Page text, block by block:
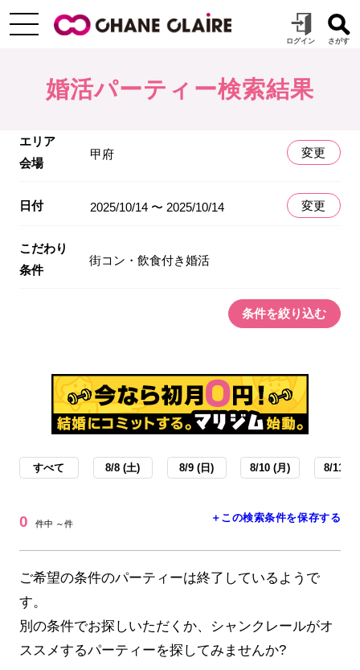
婚活パーティー検索結果
エリア
会場
甲府 変更
日付 2025/10/14 〜 2025/10/14 変更
こだわり
条件
街コン・飲食付き婚活
条件を絞り込む
すべて 8/8 (土) 8/9 (日) 8/10 (月) 8/11 (
0 件中 ～件 ＋この検索条件を保存する
ご希望の条件のパーティーは終了しているようで
す。
別の条件でお探しいただくか、シャンクレールがオ
ススメするパーティーを探してみませんか?